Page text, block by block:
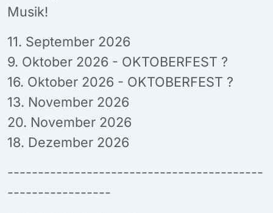
Musik!
11. September 2026
9. Oktober 2026 - OKTOBERFEST ?
16. Oktober 2026 - OKTOBERFEST ?
13. November 2026
20. November 2026
18. Dezember 2026
------------------------------------------
-----------------